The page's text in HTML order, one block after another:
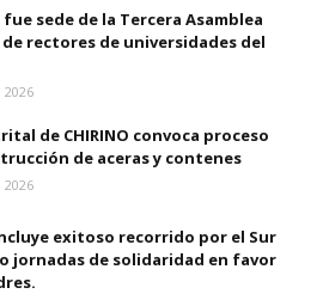
sede de la Tercera Asamblea
rectores de universidades del
2026
de CHIRINO convoca proceso
de aceras y contenes
2026
exitoso recorrido por el Sur
jornadas de solidaridad en favor